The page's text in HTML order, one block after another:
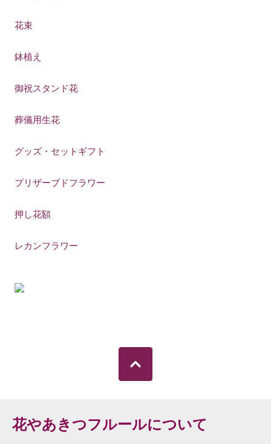
花束
鉢植え
御祝スタンド花
葬儀用生花
グッズ・セットギフト
プリザーブドフラワー
押し花額
レカンフラワー
花やあきつフルールについて